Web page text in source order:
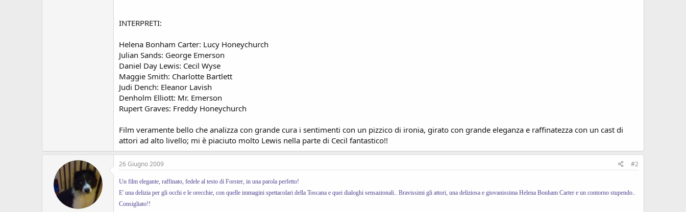
INTERPRETI:
Helena Bonham Carter: Lucy Honeychurch
Julian Sands: George Emerson
Daniel Day Lewis: Cecil Wyse
Maggie Smith: Charlotte Bartlett
Judi Dench: Eleanor Lavish
Denholm Elliott: Mr. Emerson
Rupert Graves: Freddy Honeychurch
Film veramente bello che analizza con grande cura i sentimenti con un pizzico di ironia, girato con grande eleganza e raffinatezza con un cast di
attori ad alto livello; mi è piaciuto molto Lewis nella parte di Cecil fantastico!!
26 Giugno 2009 #2
Un film elegante, raffinato, fedele al testo di Forster, in una parola perfetto!
E' una delizia per gli occhi e le orecchie, con quelle immagini spettacolari della Toscana e quei dialoghi sensazionali.. Bravissimi gli attori, una deliziosa e giovanissima Helena Bonham Carter e un contorno stupendo..
Consigliato!!